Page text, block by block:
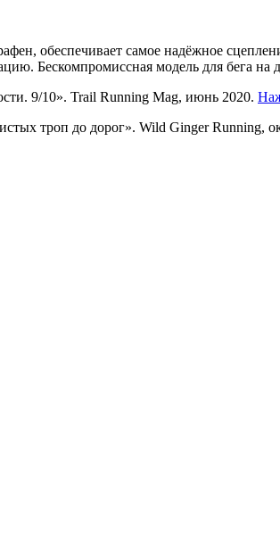
обеспечивает самое надёжное
Бескомпромиссная модель для бега
9/10». Trail Running Mag, июнь 2020.
троп до дорог». Wild Ginger Running,